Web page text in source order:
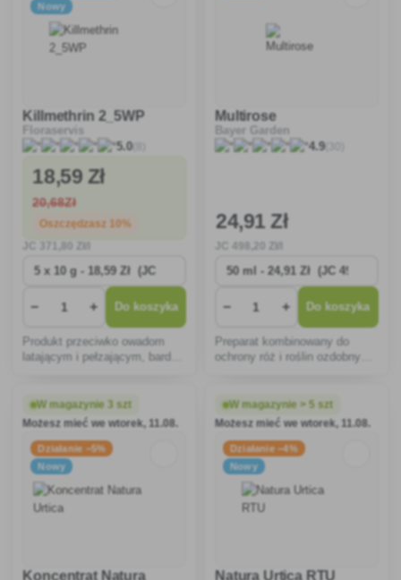
Nowy
Killmethrin 2_5WP
Floraservis
5.0(8)
18,59 Zł
20,68Zł
Oszczędzasz 10%
− + Do koszyka
Produkt przeciwko owadom
latającym i pełzającym, bardzo
Multirose
Bayer Garden
4.9(30)
24,91 Zł
,20 Zł/l
− + Do koszyka
Preparat kombinowany do
ochrony róż i roślin ozdobnych
grzybowymi.
W magazynie 3 szt
Możesz mieć we wtorek, 11.08.
Działanie −5%
Nowy
Koncentrat Natura
W magazynie > 5 szt
Możesz mieć we wtorek, 11.08.
Działanie −4%
Nowy
Natura Urtica RTU